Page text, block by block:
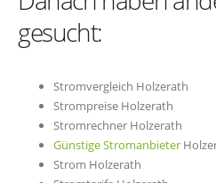
gesucht:
Stromvergleich Holzerath
Strompreise Holzerath
Stromrechner Holzerath
Günstige Stromanbieter
Strom Holzerath